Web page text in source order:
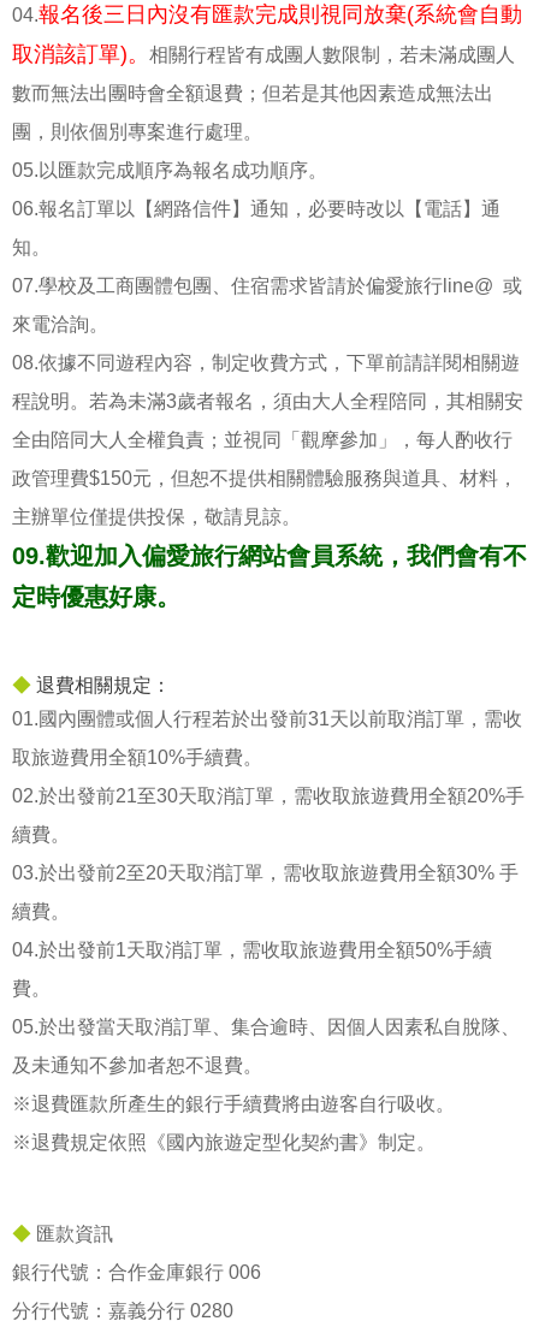
04.報名後三日內沒有匯款完成則視同放棄(系統會自動
取消該訂單)。 相關行程皆有成團人數限制，若未滿成團人
數而無法出團時會全額退費；但若是其他因素造成無法出
團，則依個別專案進行處理。
05.以匯款完成順序為報名成功順序。
06.報名訂單以【網路信件】通知，必要時改以【電話】通
知。
07.學校及工商團體包團、住宿需求皆請於偏愛旅行line@ 或
來電洽詢。
08.依據不同遊程內容，制定收費方式，下單前請詳閱相關遊
程說明。若為未滿3歲者報名，須由大人全程陪同，其相關安
全由陪同大人全權負責；並視同「觀摩參加」，每人酌收行
政管理費$150元，但恕不提供相關體驗服務與道具、材料，
主辦單位僅提供投保，敬請見諒。
09.歡迎加入偏愛旅行網站會員系統，我們會有不
定時優惠好康。
◆ 退費相關規定：
01.國內團體或個人行程若於出發前31天以前取消訂單，需收
取旅遊費用全額10%手續費。
02.於出發前21至30天取消訂單，需收取旅遊費用全額20%手
續費。
03.於出發前2至20天取消訂單，需收取旅遊費用全額30% 手
續費。
04.於出發前1天取消訂單，需收取旅遊費用全額50%手續
費。
05.於出發當天取消訂單、集合逾時、因個人因素私自脫隊、
及未通知不參加者恕不退費。
※退費匯款所產生的銀行手續費將由遊客自行吸收。
※退費規定依照《國內旅遊定型化契約書》制定。
◆ 匯款資訊
銀行代號：合作金庫銀行 006
分行代號：嘉義分行 0280